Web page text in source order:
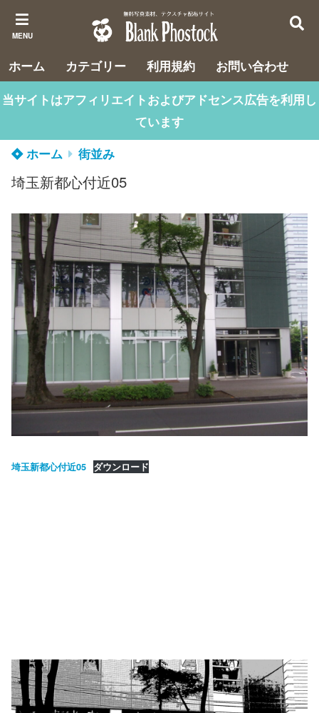
MENU
ホーム カテゴリー 利用規約
お問い合わせ
当サイトはアフィリエイトおよびアドセンス広告を利用し
ています
ホーム
街並み
埼玉新都心付近05
埼玉新都心付近05 ダウンロード